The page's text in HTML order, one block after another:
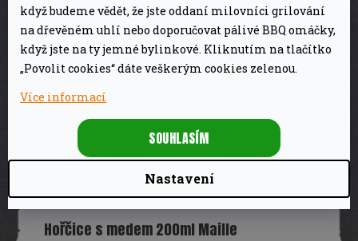
když budeme vědět, že jste oddaní milovníci grilování
na dřevěném uhlí nebo doporučovat pálivé BBQ omáčky,
když jste na ty jemné bylinkové. Kliknutím na tlačítko
„Povolit cookies“ dáte veškerým cookies zelenou.
Více informací
Nastavení
SOUHLASÍM
Hořčice s medem 200ml Maille